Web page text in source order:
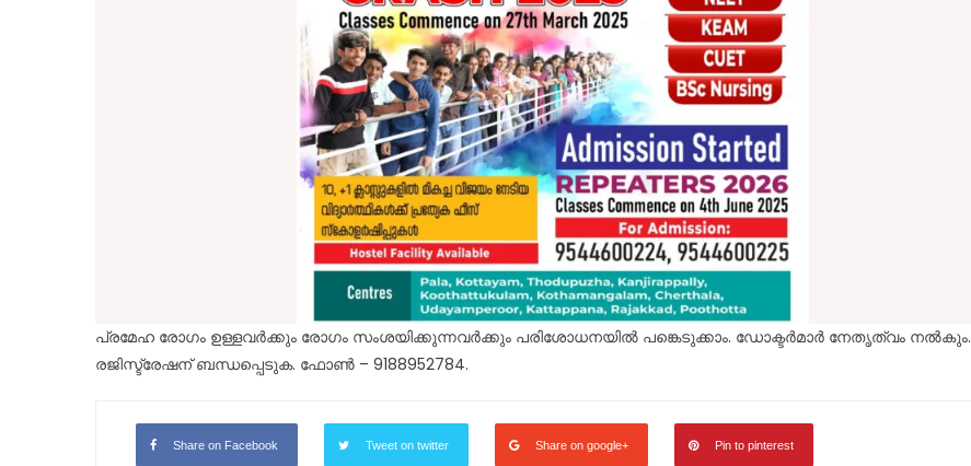
പ്രമേഹ രോ​ഗം ഉള്ളവർക്കും രോ​ഗം സംശയിക്കുന്നവർക്കും പരിശോധനയിൽ പങ്കെടുക്കാം. ഡോക്ടർമാർ നേതൃത്വം നൽകും.
രജിസ്ട്രേഷന് ബന്ധപ്പെടുക. ഫോൺ – 9188952784.
Share on Facebook Tweet on twitter Share on google+ Pin to pinterest